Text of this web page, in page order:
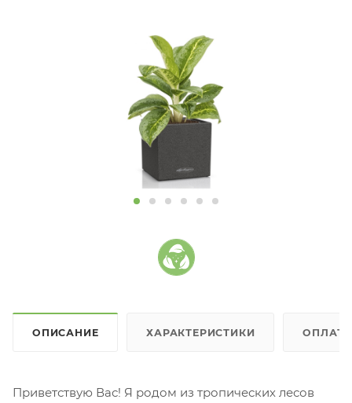
ОПИСАНИЕ ХАРАКТЕРИСТИКИ
Приветствую Вас! Я родом из тропических лесов